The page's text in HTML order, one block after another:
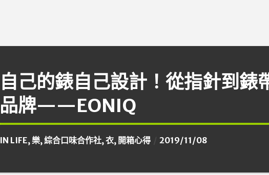
自己的錶自己設計！從指針到錶
品牌——EONIQ
IN LIFE,樂,綜合口味合作社,衣, 開箱心得 2019/11/08